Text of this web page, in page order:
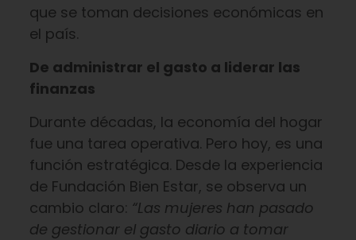
que se toman decisiones económicas en
el país.
De administrar el gasto a liderar las
finanzas
Durante décadas, la economía del hogar
fue una tarea operativa. Pero hoy, es una
función estratégica. Desde la experiencia
de Fundación Bien Estar, se observa un
cambio claro: “Las mujeres han pasado
de gestionar el gasto diario a tomar